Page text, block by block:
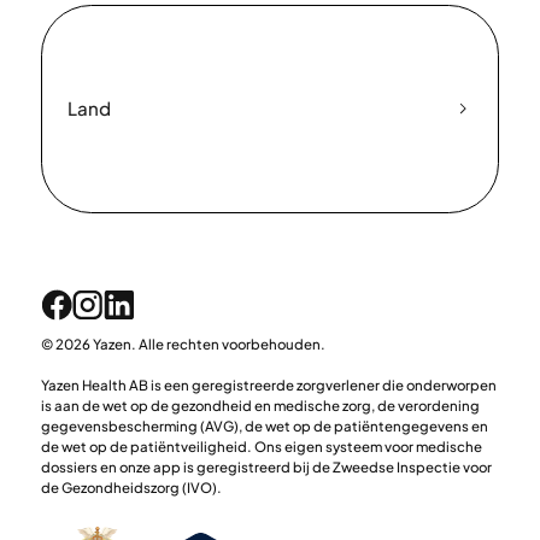
SUSTAIN FORTE-onderzoek:
toonden aan dat Semaglutide beter was dan andere
bloedsuikerspiegel.
Het is belangrijk op te merken dat deze onderzoeken
tijdschriften. De resultaten geven aan dat
Semaglutide een effectief medicijn is voor de
behandeling van zowel diabetes type 2 als
obesitas. Het is echter belangrijk dat het gebruik van
Semaglutide wordt gecontroleerd door een arts en dat
zijn advies en instructies worden opgevolgd.
Meer informatie over onderzoeken is te vinden in de
Land
© 2026 Yazen. Alle rechten voorbehouden.
Yazen Health AB is een geregistreerde zorgverlener die onderworpen
is aan de wet op de gezondheid en medische zorg, de verordening
gegevensbescherming (AVG), de wet op de patiëntengegevens en
de wet op de patiëntveiligheid. Ons eigen systeem voor medische
dossiers en onze app is geregistreerd bij de Zweedse Inspectie voor
de Gezondheidszorg (IVO).